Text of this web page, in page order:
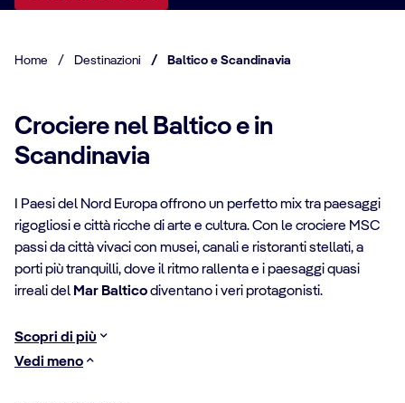
Home / Destinazioni / Baltico e Scandinavia
Crociere nel Baltico e in
Scandinavia
I Paesi del Nord Europa offrono un perfetto mix tra paesaggi
rigogliosi e città ricche di arte e cultura. Con le crociere MSC
passi da città vivaci con musei, canali e ristoranti stellati, a
porti più tranquilli, dove il ritmo rallenta e i paesaggi quasi
irreali del Mar Balticodiventano i veri protagonisti.
Scopri di più
Vedi meno